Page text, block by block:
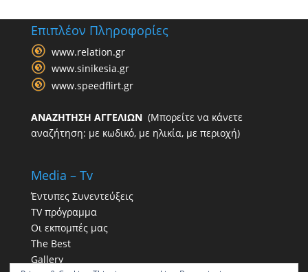
Επιπλέον Πληροφορίες
www.relation.gr
www.sinikesia.gr
www.speedflirt.gr
ΑΝΑΖΗΤΗΣΗ ΑΓΓΕΛΙΩΝ(Μπορείτε να κάνετε
αναζήτηση: με κωδικό, με ηλικία, με περιοχή)
Media – Tv
Έντυπες Συνεντεύξεις
TV πρόγραμμα
Οι εκπομπές μας
The Best
Gallery